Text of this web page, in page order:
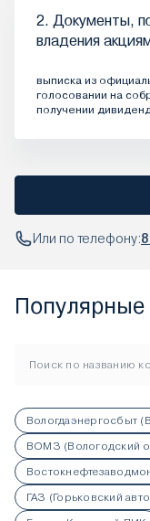
2. Документы,
владения
выписка из
голосовании на
получении
Или по телефону:
Вологдаэнергосбыт
ВОМЗ (Вологодский
ГАЗ (Горьковский